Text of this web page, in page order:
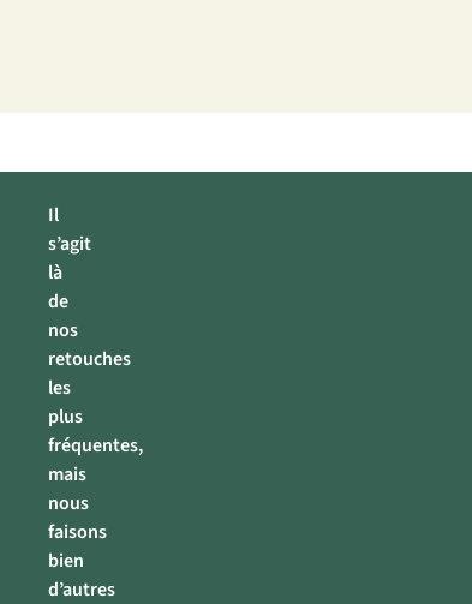
Il
s’agit
là
de
nos
retouches
les
plus
fréquentes,
mais
nous
faisons
bien
d’autres